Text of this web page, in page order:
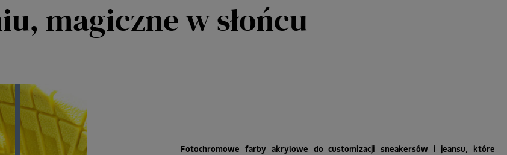
magiczne w słońcu
Fotochromowe farby akrylowe do customizacji sneakersów i jeansu, które